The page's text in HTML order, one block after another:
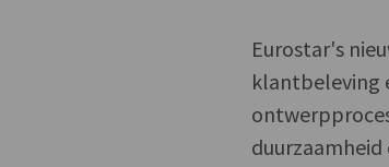
Eurostar's
klantbeleving